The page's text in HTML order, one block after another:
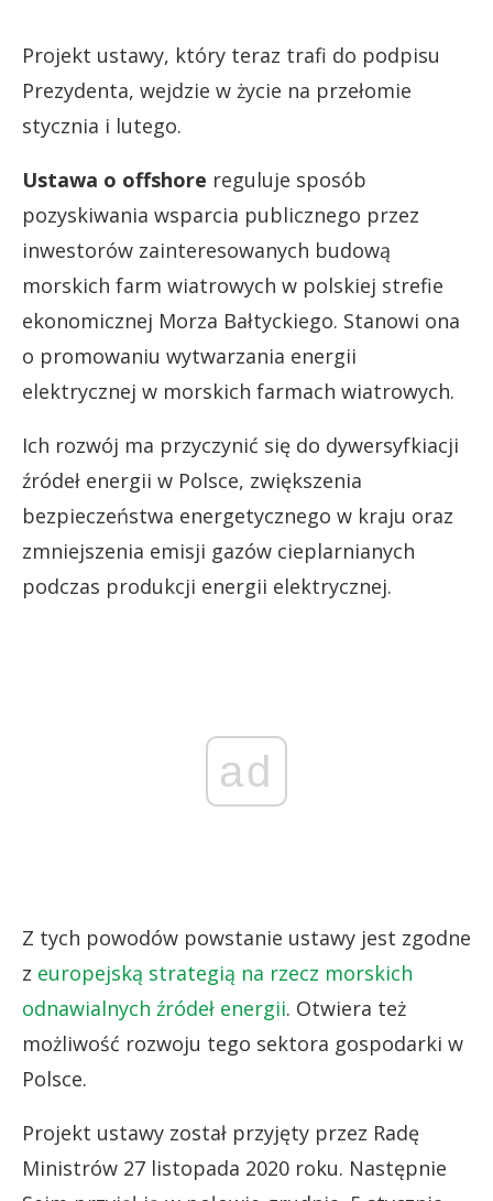
Projekt ustawy, który teraz trafi do podpisu
Prezydenta, wejdzie w życie na przełomie
stycznia i lutego.
Ustawa o offshore reguluje sposób
pozyskiwania wsparcia publicznego przez
inwestorów zainteresowanych budową
morskich farm wiatrowych w polskiej strefie
ekonomicznej Morza Bałtyckiego. Stanowi ona
o promowaniu wytwarzania energii
elektrycznej w morskich farmach wiatrowych.
Ich rozwój ma przyczynić się do dywersyfkiacji
źródeł energii w Polsce, zwiększenia
bezpieczeństwa energetycznego w kraju oraz
zmniejszenia emisji gazów cieplarnianych
podczas produkcji energii elektrycznej.
ad
Z tych powodów powstanie ustawy jest zgodne
z europejską strategią na rzecz morskich
odnawialnych źródeł energii. Otwiera też
możliwość rozwoju tego sektora gospodarki w
Polsce.
Projekt ustawy został przyjęty przez Radę
Ministrów 27 listopada 2020 roku. Następnie